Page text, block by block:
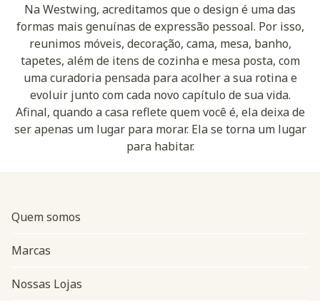
Na Westwing, acreditamos que o design é uma das
formas mais genuínas de expressão pessoal. Por isso,
reunimos móveis, decoração, cama, mesa, banho,
tapetes, além de itens de cozinha e mesa posta, com
uma curadoria pensada para acolher a sua rotina e
evoluir junto com cada novo capítulo de sua vida.
Afinal, quando a casa reflete quem você é, ela deixa de
ser apenas um lugar para morar. Ela se torna um lugar
para habitar.
Quem somos
Marcas
Nossas Lojas